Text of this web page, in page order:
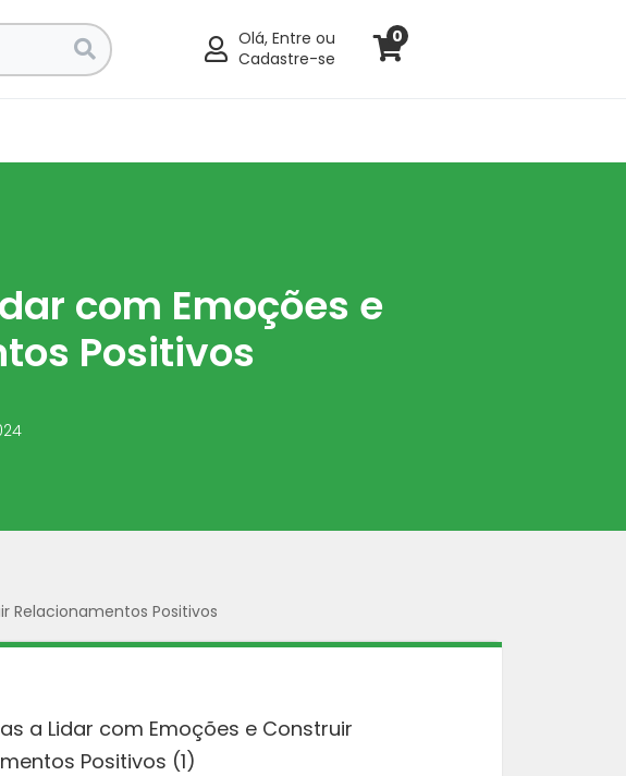
Olá, Entre ou
Cadastre-se
0
com Emoções e
Positivos
Relacionamentos Positivos